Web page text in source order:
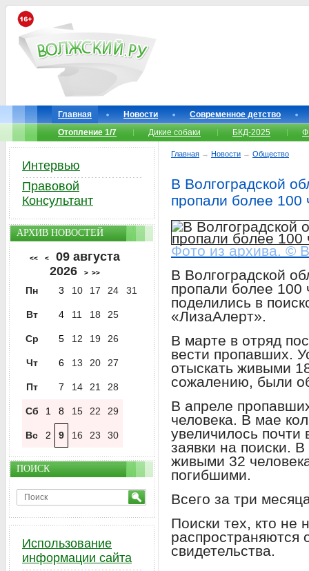
Главная Новости
Современное детство
Отопление 1/7
Дикие собаки БКД-2025
Главная → Новости → Общество
В Волгоградской
пропали более 100
Фото из архива. ©
В Волгоградской
пропали более 100
поделились в
«ЛизаАлерт».
В марте в отряд
вести пропавших.
отыскать живыми
сожалению, были
В апреле
человека. В мае
увеличилось
заявки на поиски.
живыми 32
погибшими.
Всего за три
Поиски тех, кто не
распространяются
свидетельства.
Интервью
Правовой
Консультант
АРХИВ НОВОСТЕЙ
<< <
09 августа
2026
> >>
Пн 3 10 17 24 31
Вт 4 11 18 25
Ср 5 12 19 26
Чт 6 13 20 27
Пт 7 14 21 28
Сб 1 8 15 22 29
Вс 2 9 16 23 30
ПОИСК
Использование
информации сайта